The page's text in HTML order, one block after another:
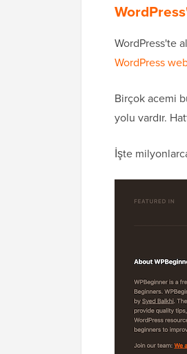
WordPress'te
WordPress
Birçok acemi
yolu vardır.
İşte